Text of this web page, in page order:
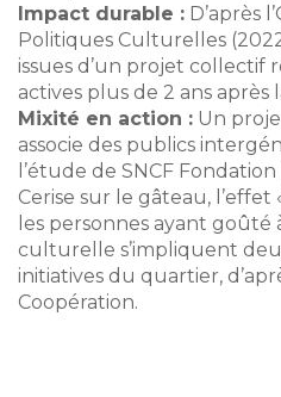
Impact durable : D’après
Politiques Culturelles
issues d’un projet collectif
actives plus de 2 ans après
Mixité en action : Un
associe des publics
l’étude de SNCF Fondation
Cerise sur le gâteau, l’effet
les personnes ayant goûté
culturelle s’impliquent
initiatives du quartier,
Coopération.